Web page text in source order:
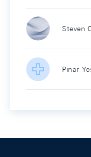
Steven
Pinar